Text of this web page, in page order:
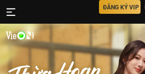
ĐĂNG KÝ VIP